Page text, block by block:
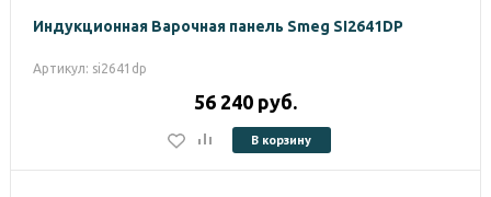
Индукционная Варочная панель Smeg SI2641DP
Артикул: si2641dp
56 240 руб.
В корзину